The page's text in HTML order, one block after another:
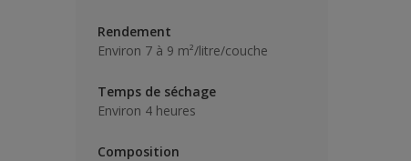
Rendement
Environ 7 à 9 m²/litre/couche
Temps de séchage
Environ 4 heures
Composition